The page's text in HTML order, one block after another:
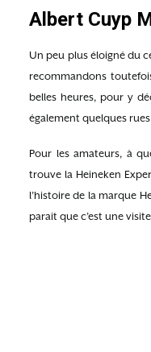
Albert Cuyp
Un peu plus éloigné du
recommandons
belles heures, pour y
également quelques
Pour les amateurs, à
trouve la Heineken
l’histoire de la marque
parait que c’est une